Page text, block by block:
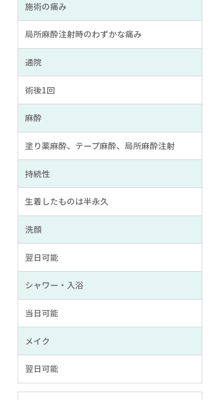
施術の痛み
局所麻酔注射時のわずかな痛み
通院
術後1回
麻酔
塗り薬麻酔、テープ麻酔、局所麻酔注射
持続性
生着したものは半永久
洗顔
翌日可能
シャワー・入浴
当日可能
メイク
翌日可能